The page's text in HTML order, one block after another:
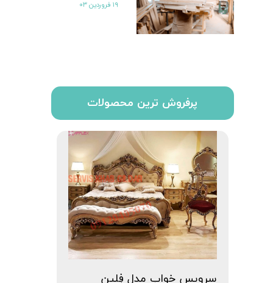
سرویس خواب مدل فِلین
پرفروش ترین محصولات
۱۹ فروردین ۰۳